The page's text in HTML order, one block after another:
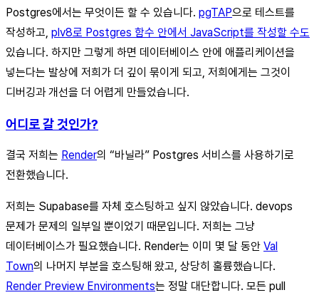
Postgres에서는 무엇이든 할 수 있습니다. pgTAP으로 테스트를
작성하고, plv8로 Postgres 함수 안에서 JavaScript를 작성할 수도
있습니다. 하지만 그렇게 하면 데이터베이스 안에 애플리케이션을
넣는다는 발상에 저희가 더 깊이 묶이게 되고, 저희에게는 그것이
디버깅과 개선을 더 어렵게 만들었습니다.
어디로 갈 것인가?
결국 저희는 Render의 “바닐라” Postgres 서비스를 사용하기로
전환했습니다.
저희는 Supabase를 자체 호스팅하고 싶지 않았습니다. devops
문제가 문제의 일부일 뿐이었기 때문입니다. 저희는 그냥
데이터베이스가 필요했습니다. Render는 이미 몇 달 동안 Val
Town의 나머지 부분을 호스팅해 왔고, 상당히 훌륭했습니다.
Render Preview Environments는 정말 대단합니다. 모든 pull